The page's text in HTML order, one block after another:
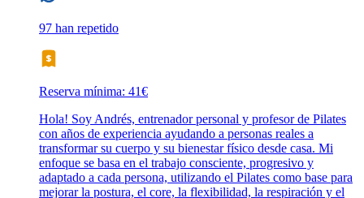
97 han repetido
Reserva mínima: 41€
Hola! Soy Andrés, entrenador personal y profesor de Pilates
con años de experiencia ayudando a personas reales a
transformar su cuerpo y su bienestar físico desde casa. Mi
enfoque se basa en el trabajo consciente, progresivo y
adaptado a cada persona, utilizando el Pilates como base para
mejorar la postura, el core, la flexibilidad, la respiración y el